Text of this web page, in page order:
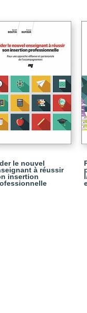
le nouvel
à réussir
insertion